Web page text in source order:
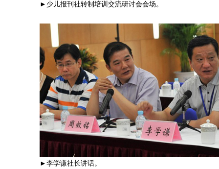
►少儿报刊社转制培训交流研讨会会场。
►李学谦社长讲话。